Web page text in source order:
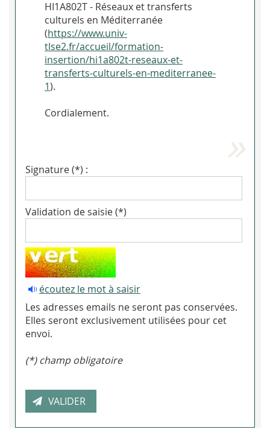
HI1A802T - Réseaux et transferts
culturels en Méditerranée
(https://www.univ-
tlse2.fr/accueil/formation-
insertion/hi1a802t-reseaux-et-
transferts-culturels-en-mediterranee-
1).
Cordialement.
Signature (*) :
Validation de saisie (*)
écoutez le mot à saisir
Les adresses emails ne seront pas conservées.
Elles seront exclusivement utilisées pour cet
envoi.
(*) champ obligatoire